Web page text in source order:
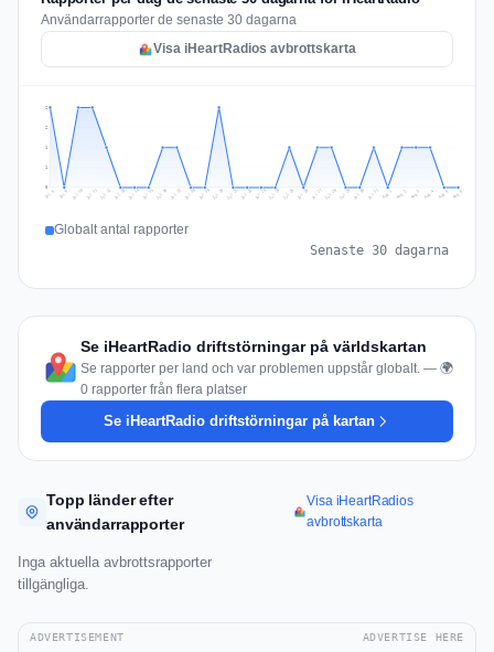
Användarrapporter de senaste 30 dagarna
Visa iHeartRadios avbrottskarta
1
1
2
2
Jul 8 Jul 9 Jul 10 Jul 11 Jul 12 Jul 13 Jul 14 Jul 15 Jul 16 Jul 17 Jul 18 Jul 19 Jul 20 Jul 21 Jul 22 Jul 23 Jul 24 Jul 25 Jul 26 Jul 27 Jul 28 Jul 29 Jul 30 Jul 31 Aug 1 Aug 2 Aug 3 Aug 4 Aug 5 Aug 6
Globalt antal rapporter
Senaste 30 dagarna
Se iHeartRadio driftstörningar på världskartan
Se rapporter per land och var problemen uppstår globalt. — 🌍
0 rapporter från flera platser
Se iHeartRadio driftstörningar på kartan
Topp länder efter
användarrapporter
Visa iHeartRadios
avbrottskarta
Inga aktuella avbrottsrapporter
tillgängliga.
ADVERTISEMENT ADVERTISE HERE